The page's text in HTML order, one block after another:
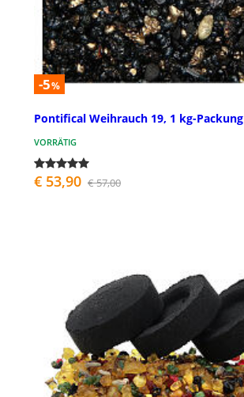
-5%
Pontifical Weihrauch 19, 1 kg-Packung
VORRÄTIG
€ 53,90 € 57,00